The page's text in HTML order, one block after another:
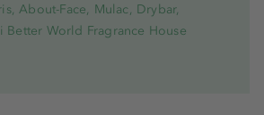
About-Face, Mulac, Drybar,
World Fragrance House